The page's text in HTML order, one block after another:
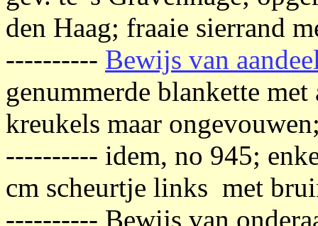
den Haag; fraaie sierrand
---------- Bewijs van
genummerde blankette
kreukels maar
---------- idem, no 945;
cm scheurtje links met
---------- Bewijs van